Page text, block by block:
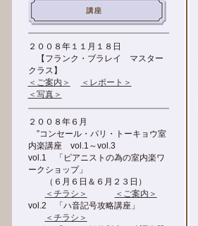
２００８年１１月１８日
【フランク・ブラレイ マスター
クラス】
＜ご案内＞
＜レポート＞
＜写真＞
２００８年６月
”コンセール・パリ・トーキョウ室
内楽講座 vol.1～vol.3
vol.1 「ピアニストの為の室内楽ワ
ークショップ」
（６月６日＆６月２３日）
＜チラシ＞
＜ご案内＞
vol.2 「ハ音記号攻略講座」
＜チラシ＞